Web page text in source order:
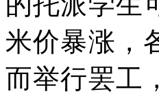
米价暴涨，
而举行罢工